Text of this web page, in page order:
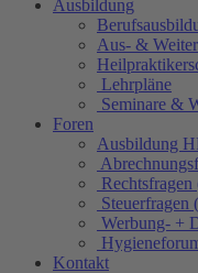
Ausbildung
Aus- &
Lehrpläne
Seminare &
Foren
Ausbildung
Werbung- +
Kontakt